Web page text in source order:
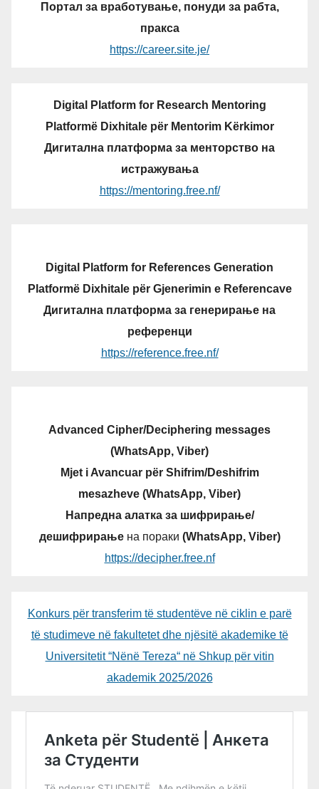
Портал за вработување, понуди за рабта,
пракса
https://career.site.je/
Digital Platform for Research Mentoring
Platformë Dixhitale për Mentorim Kërkimor
Дигитална платформа за менторство на
истражувања
https://mentoring.free.nf/
Digital Platform for References Generation
Platformë Dixhitale për Gjenerimin e Referencave
Дигитална платформа за генерирање на
референци
https://reference.free.nf/
Advanced Cipher/Deciphering messages
(WhatsApp, Viber)
Mjet i Avancuar për Shifrim/Deshifrim
mesazheve (WhatsApp, Viber)
Напредна алатка за шифрирање/
дешифрирањена пораки (WhatsApp, Viber)
https://decipher.free.nf
Konkurs për transferim të studentëve në ciklin e parë
të studimeve në fakultetet dhe njësitë akademike të
Universitetit “Nënë Tereza“ në Shkup për vitin
akademik 2025/2026